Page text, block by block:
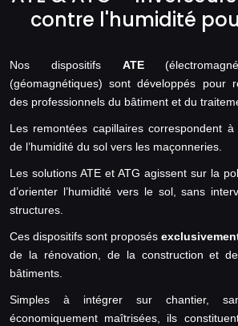
contre l'humidité
Nos dispositifs ATE
(géomagnétiques) sont développés pour
des professionnels du bâtiment et du
Les remontées capillaires correspondent
de l’humidité du sol vers les maçonneries.
Les solutions ATE et ATG agissent sur la
d’orienter l’humidité vers le sol, sans
structures.
Ces dispositifs sont proposés
de la rénovation, de la construction et
bâtiments.
Simples à intégrer sur chantier,
économiquement maîtrisées, ils